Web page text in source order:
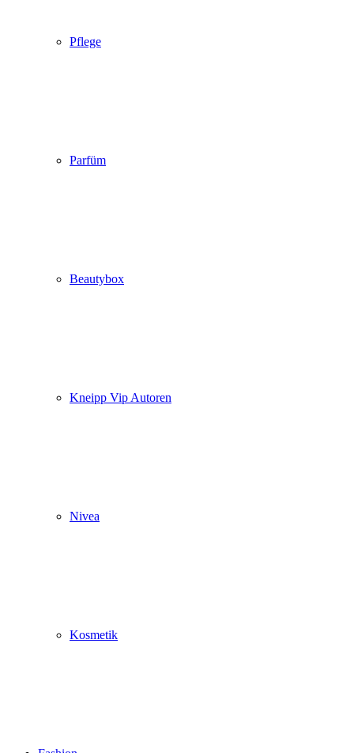
Pflege
Parfüm
Beautybox
Kneipp Vip Autoren
Nivea
Kosmetik